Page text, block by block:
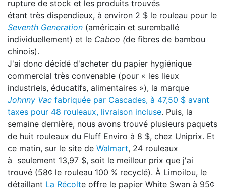
rupture de stock et les produits trouvés
étant très dispendieux, à environ 2 $ le rouleau pour le
Seventh Generation (américain et suremballé
individuellement) et le Caboo (de fibres de bambou
chinois).
J'ai donc décidé d'acheter du papier hygiénique
commercial très convenable (pour « les lieux
industriels, éducatifs, alimentaires »), la marque
Johnny Vac fabriquée par Cascades, à 47,50 $ avant
taxes pour 48 rouleaux, livraison incluse. Puis, la
semaine dernière, nous avons trouvé plusieurs paquets
de huit rouleaux du Fluff Enviro à 8 $, chez Uniprix. Et
ce matin, sur le site de Walmart, 24 rouleaux
à seulement 13,97 $, soit le meilleur prix que j'ai
trouvé (58¢ le rouleau 100 % recyclé). À Limoilou, le
détaillant La Récolte offre le papier White Swan à 95¢